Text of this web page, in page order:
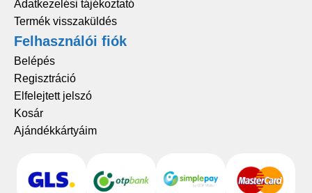
Adatkezelési tájékoztató
Termék visszaküldés
Felhasználói fiók
Belépés
Regisztráció
Elfelejtett jelszó
Kosár
Ajándékkártyáim